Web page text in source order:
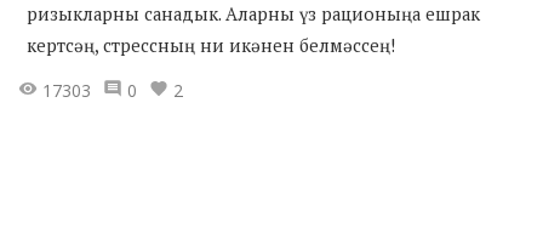
ризыкларны санадык. Аларны үз рационыңа ешрак
кертсәң, стрессның ни икәнен белмәссең!
17303
0 2